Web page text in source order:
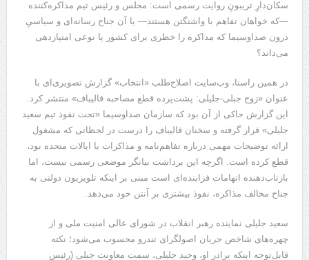
سکان‌دارِ تریبونِ روایت رسمی است: مجلس و رئیس تیم مذاکره‌کننده
—که خواهان تفاهم با واشنگتن هستند— یا آن جناح رسانه‌ای و سیاسیِ
درون صداوسیما که مذاکره را خطری برای کشور یا نوعی امتیازدهی
می‌داند؟
در همین راستا، وب‌سایت اصلاح‌طلب «انتخاب» گزارش تصویری‌ای با
عنوان «زوج جبلی-جلیلی: پشت‌پرده قطع مصاحبه قالیباف» منتشر کرد.
این گزارش حاکی از آن بود که سازمان صداوسیما «تحت نفوذ تیم سعید
جلیلی» قرار گرفته و سخنان قالیباف را درست در لحظاتی که مشغول
ارائه توضیحات مهمی درباره تفاهم‌نامه و مذاکرات با ایالات متحده بود،
قطع کرده است. اگرچه این برداشت بیانگر موضعی رسمی نیست، اما
بازتاب‌دهنده اتهامات فزاینده‌ای است مبنی بر اینکه تلویزیون دولتی به
جناح مخالف مذاکره، نفوذ بیشتری بر آنتن خود می‌دهد.
سعید جلیلی نماینده رهبر انقلاب در شورای عالی امنیت ملی و از
چهره‌های شاخص جریان اصولگرای تندرو محسوب می‌شود؛ نکته
قابل‌توجه اینکه برادر او، وحید جلیلی، سمت معاونت جبلی (رئیس